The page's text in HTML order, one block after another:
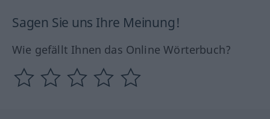
Sagen Sie uns Ihre Meinung!
Wie gefällt Ihnen das Online Wörterbuch?